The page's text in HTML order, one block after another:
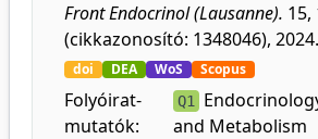
Front Endocrinol (Lausanne). 15,
(cikkazonosító: 1348046), 2024.
doi DEA WoS Scopus
Folyóirat-
mutatók:
Q1
and Metabolism